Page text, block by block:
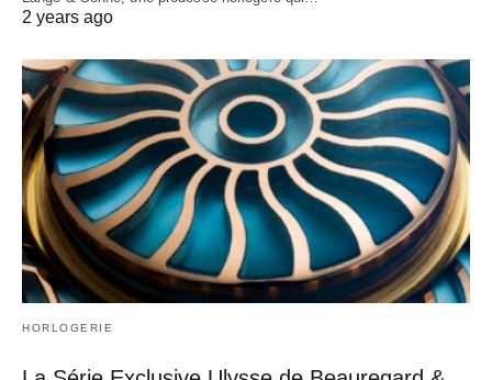
2 years ago
HORLOGERIE